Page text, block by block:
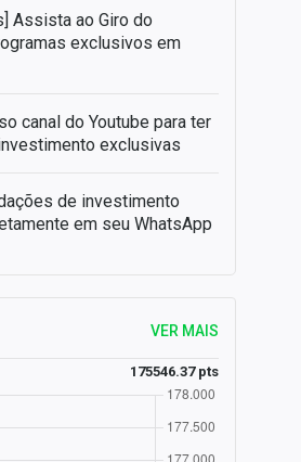
Assista ao Giro do
exclusivos em
canal do Youtube para ter
exclusivas
de investimento
em seu WhatsApp
VER MAIS
175546.37 pts